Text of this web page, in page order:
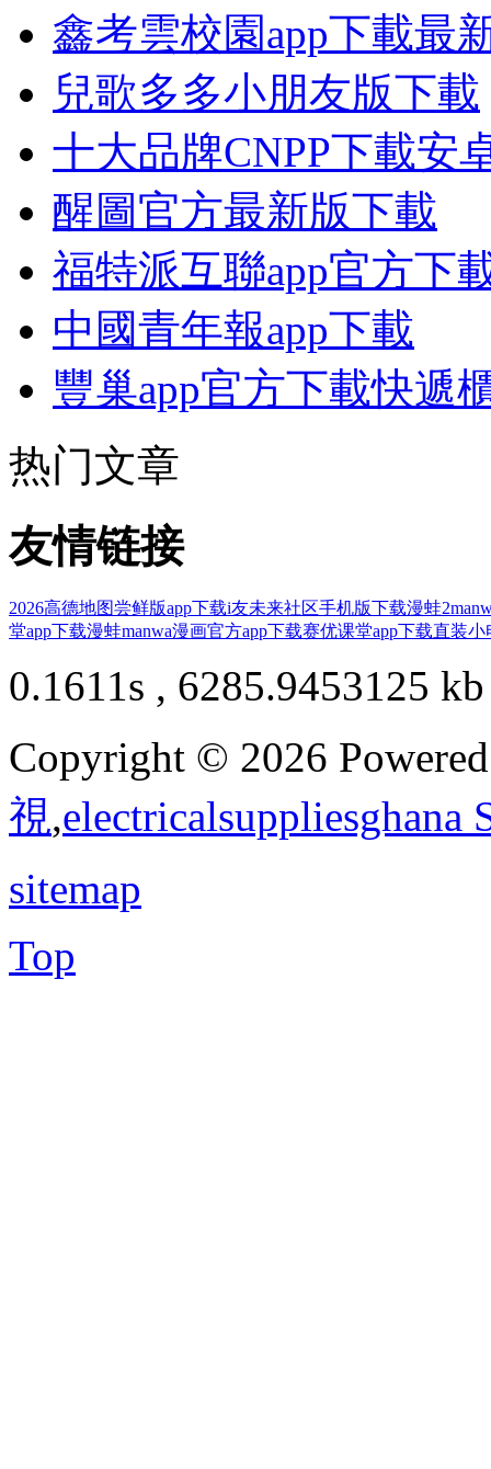
鑫考雲校園app下載最
兒歌多多小朋友版下載
十大品牌CNPP下載安
醒圖官方最新版下載
福特派互聯app官方下
中國青年報app下載
豐巢app官方下載快遞
热门文章
友情链接
2026高德地图尝鲜版app下载i友未来社区手机版下载漫蛙
堂app下载漫蛙manwa漫画官方app下载赛优课堂app下载直装小
0.1611s , 6285.9453125 kb
Copyright © 2026
視,electricalsuppliesghana
sitemap
Top